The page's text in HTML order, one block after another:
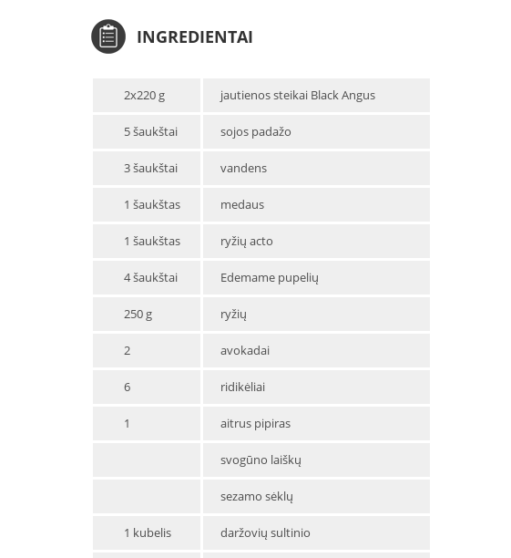
INGREDIENTAI
2x220 g jautienos steikai Black Angus
5 šaukštai sojos padažo
3 šaukštai vandens
1 šaukštas medaus
1 šaukštas ryžių acto
4 šaukštai Edemame pupelių
250 g ryžių
2 avokadai
6 ridikėliai
1 aitrus pipiras
svogūno laiškų
sezamo sėklų
1 kubelis daržovių sultinio